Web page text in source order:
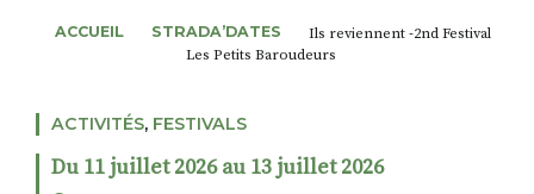
ROSÉE DE MAI
ACCUEIL STRADA’DATES
Ils reviennent -2nd Festival
Les Petits Baroudeurs
ACTIVITÉS, FESTIVALS
Du 11 juillet 2026 au 13 juillet 2026